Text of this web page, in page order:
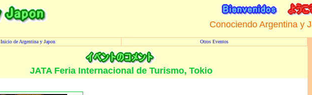
Conociendo Argentina y
Inicio de Argentina y Japon Otros Eventos
JATA Feria Internacional de Turismo, Tokio